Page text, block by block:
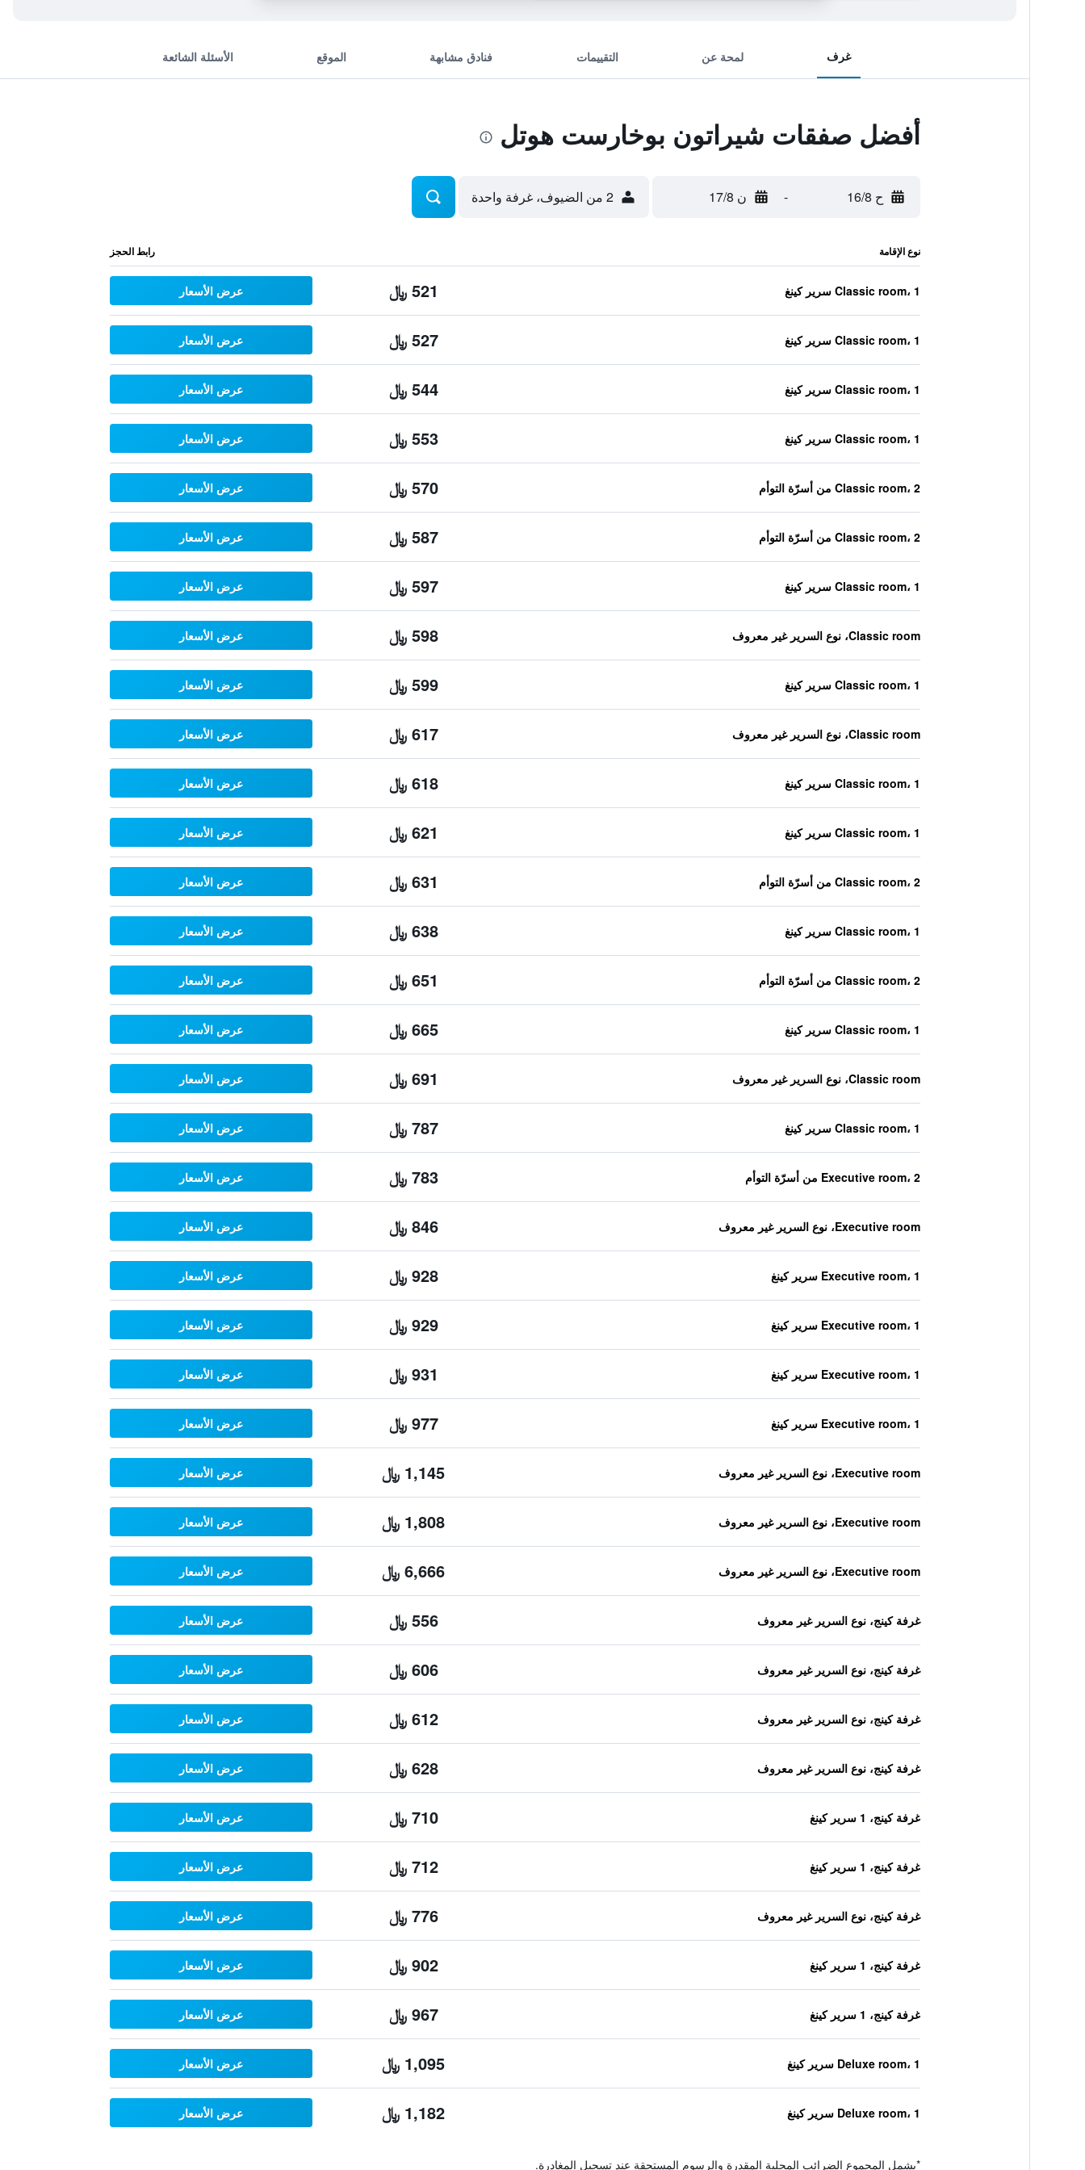
غرف لمحة عن التقييمات فنادق مشابهة الموقع الأسئلة الشائعة
أفضل صفقات شيراتون بوخارست هوتل
ح 16/8 - ن 17/8 2 من الضيوف، غرفة واحدة
نوع الإقامة رابط الحجز
Classic room، 1 سرير كينغ 521 ﷼ عرض الأسعار
Classic room، 1 سرير كينغ 527 ﷼ عرض الأسعار
Classic room، 1 سرير كينغ 544 ﷼ عرض الأسعار
Classic room، 1 سرير كينغ 553 ﷼ عرض الأسعار
Classic room، 2 من أسرّة التوأم 570 ﷼ عرض الأسعار
Classic room، 2 من أسرّة التوأم 587 ﷼ عرض الأسعار
Classic room، 1 سرير كينغ 597 ﷼ عرض الأسعار
Classic room، نوع السرير غير معروف 598 ﷼ عرض الأسعار
Classic room، 1 سرير كينغ 599 ﷼ عرض الأسعار
Classic room، نوع السرير غير معروف 617 ﷼ عرض الأسعار
Classic room، 1 سرير كينغ 618 ﷼ عرض الأسعار
Classic room، 1 سرير كينغ 621 ﷼ عرض الأسعار
Classic room، 2 من أسرّة التوأم 631 ﷼ عرض الأسعار
Classic room، 1 سرير كينغ 638 ﷼ عرض الأسعار
Classic room، 2 من أسرّة التوأم 651 ﷼ عرض الأسعار
Classic room، 1 سرير كينغ 665 ﷼ عرض الأسعار
Classic room، نوع السرير غير معروف 691 ﷼ عرض الأسعار
Classic room، 1 سرير كينغ 787 ﷼ عرض الأسعار
Executive room، 2 من أسرّة التوأم 783 ﷼ عرض الأسعار
Executive room، نوع السرير غير معروف 846 ﷼ عرض الأسعار
Executive room، 1 سرير كينغ 928 ﷼ عرض الأسعار
Executive room، 1 سرير كينغ 929 ﷼ عرض الأسعار
Executive room، 1 سرير كينغ 931 ﷼ عرض الأسعار
Executive room، 1 سرير كينغ 977 ﷼ عرض الأسعار
Executive room، نوع السرير غير معروف 1,145 ﷼ عرض الأسعار
Executive room، نوع السرير غير معروف 1,808 ﷼ عرض الأسعار
Executive room، نوع السرير غير معروف 6,666 ﷼ عرض الأسعار
غرفة كينج، نوع السرير غير معروف 556 ﷼ عرض الأسعار
غرفة كينج، نوع السرير غير معروف 606 ﷼ عرض الأسعار
غرفة كينج، نوع السرير غير معروف 612 ﷼ عرض الأسعار
غرفة كينج، نوع السرير غير معروف 628 ﷼ عرض الأسعار
غرفة كينج، 1 سرير كينغ 710 ﷼ عرض الأسعار
غرفة كينج، 1 سرير كينغ 712 ﷼ عرض الأسعار
غرفة كينج، نوع السرير غير معروف 776 ﷼ عرض الأسعار
غرفة كينج، 1 سرير كينغ 902 ﷼ عرض الأسعار
غرفة كينج، 1 سرير كينغ 967 ﷼ عرض الأسعار
Deluxe room، 1 سرير كينغ 1,095 ﷼ عرض الأسعار
Deluxe room، 1 سرير كينغ 1,182 ﷼ عرض الأسعار
*يشمل المجموع الضرائب المحلية المقدرة والرسوم المستحقة عند تسجيل المغادرة.